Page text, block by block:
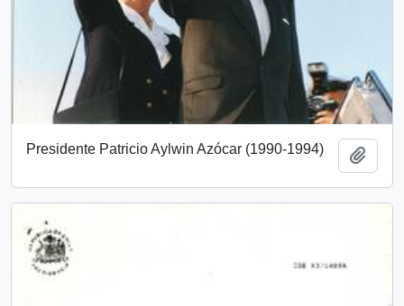
Presidente Patricio Aylwin Azócar (1990-1994)